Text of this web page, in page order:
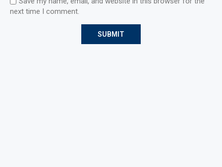
next time I comment.